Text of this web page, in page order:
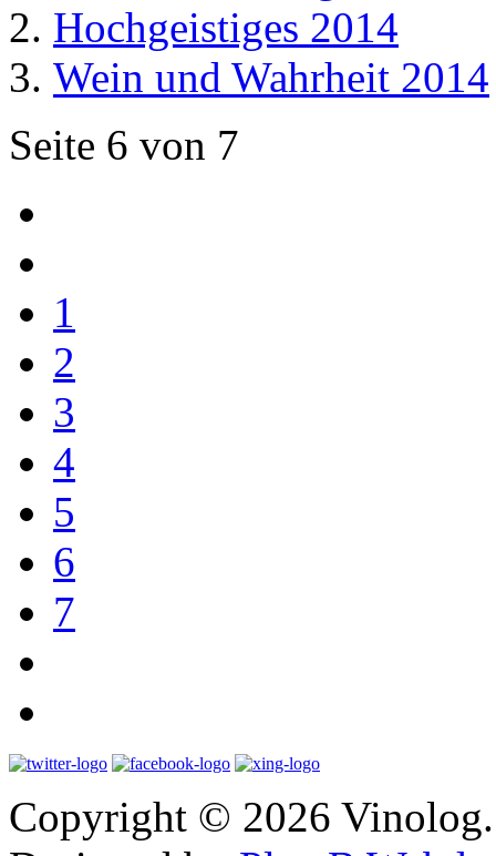
Hochgeistiges 2014
Wein und Wahrheit 2014
Seite 6 von 7
1
2
3
4
5
6
7
Copyright © 2026